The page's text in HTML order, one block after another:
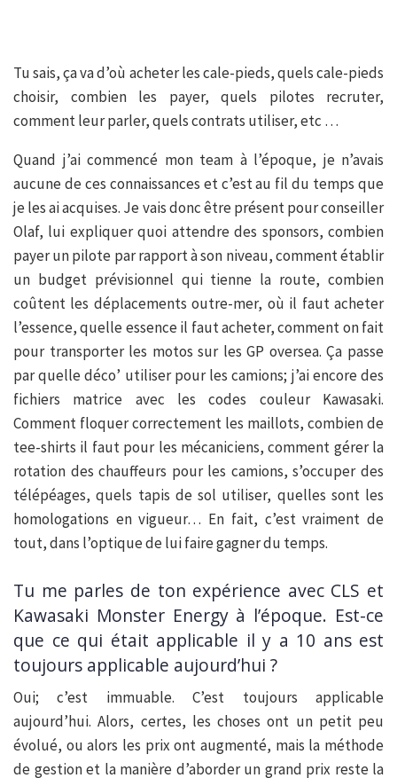
Tu sais, ça va d’où acheter les cale-pieds, quels cale-pieds
choisir, combien les payer, quels pilotes recruter,
comment leur parler, quels contrats utiliser, etc …
Quand j’ai commencé mon team à l’époque, je n’avais
aucune de ces connaissances et c’est au fil du temps que
je les ai acquises. Je vais donc être présent pour conseiller
Olaf, lui expliquer quoi attendre des sponsors, combien
payer un pilote par rapport à son niveau, comment établir
un budget prévisionnel qui tienne la route, combien
coûtent les déplacements outre-mer, où il faut acheter
l’essence, quelle essence il faut acheter, comment on fait
pour transporter les motos sur les GP oversea. Ça passe
par quelle déco’ utiliser pour les camions; j’ai encore des
fichiers matrice avec les codes couleur Kawasaki.
Comment floquer correctement les maillots, combien de
tee-shirts il faut pour les mécaniciens, comment gérer la
rotation des chauffeurs pour les camions, s’occuper des
télépéages, quels tapis de sol utiliser, quelles sont les
homologations en vigueur… En fait, c’est vraiment de
tout, dans l’optique de lui faire gagner du temps.
Tu me parles de ton expérience avec CLS et
Kawasaki Monster Energy à l’époque. Est-ce
que ce qui était applicable il y a 10 ans est
toujours applicable aujourd’hui ?
Oui; c’est immuable. C’est toujours applicable
aujourd’hui. Alors, certes, les choses ont un petit peu
évolué, ou alors les prix ont augmenté, mais la méthode
de gestion et la manière d’aborder un grand prix reste la